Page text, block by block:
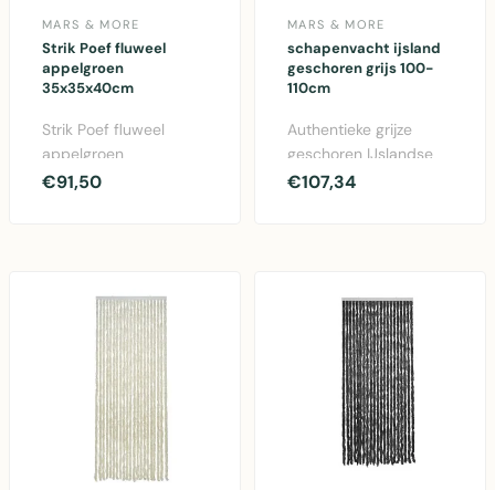
MARS & MORE
Strik Poef fluweel
appelgroen
35x35x40cm
Strik Poef fluweel
appelgroen
35x35x40cm -
€91,50
MARS & MORE
schapenvacht ijsland
geschoren grijs 100-
110cm
Authentieke grijze
geschoren IJslandse
schapenvacht van
€107,34